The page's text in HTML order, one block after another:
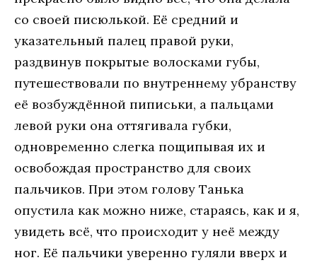
со своей писюлькой. Её средний и
указательный палец правой руки,
раздвинув покрытые волосками губы,
путешествовали по внутреннему убранству
её возбуждённой пиписьки, а пальцами
левой руки она оттягивала губки,
одновременно слегка пощипывая их и
освобождая пространство для своих
пальчиков. При этом голову Танька
опустила как можно ниже, стараясь, как и я,
увидеть всё, что происходит у неё между
ног. Её пальчики уверенно гуляли вверх и